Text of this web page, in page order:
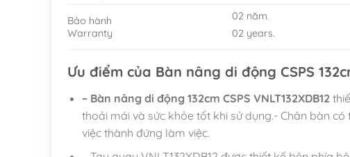
Bảo hành
Warranty
02 năm.
02 years.
Ưu điểm của Bàn nâng di động CSPS
– Bàn nâng di động 132cm CSPS VNLT132XDB12
thoải mái và sức khỏe tốt khi sử dụng.- Chân bàn
việc thành đứng làm việc.